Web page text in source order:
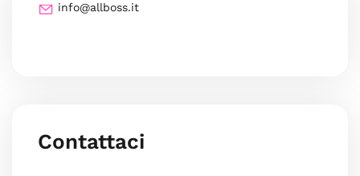
info@allboss.it
Contattaci